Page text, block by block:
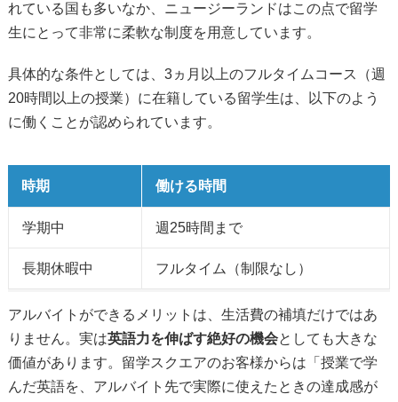
れている国も多いなか、ニュージーランドはこの点で留学
生にとって非常に柔軟な制度を用意しています。
具体的な条件としては、3ヵ月以上のフルタイムコース（週
20時間以上の授業）に在籍している留学生は、以下のよう
に働くことが認められています。
時期 働ける時間
学期中 週25時間まで
長期休暇中 フルタイム（制限なし）
アルバイトができるメリットは、生活費の補填だけではあ
りません。実は英語力を伸ばす絶好の機会としても大きな
価値があります。留学スクエアのお客様からは「授業で学
んだ英語を、アルバイト先で実際に使えたときの達成感が